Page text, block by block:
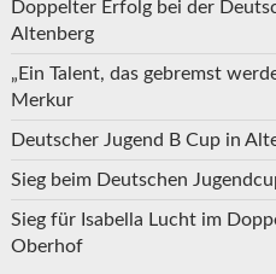
Doppelter Erfolg bei der
Altenberg
„Ein Talent, das gebremst
Merkur
Deutscher Jugend B Cup in
Sieg beim Deutschen
Sieg für Isabella Lucht im
Oberhof